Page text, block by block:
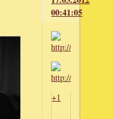
00:41:05
+1